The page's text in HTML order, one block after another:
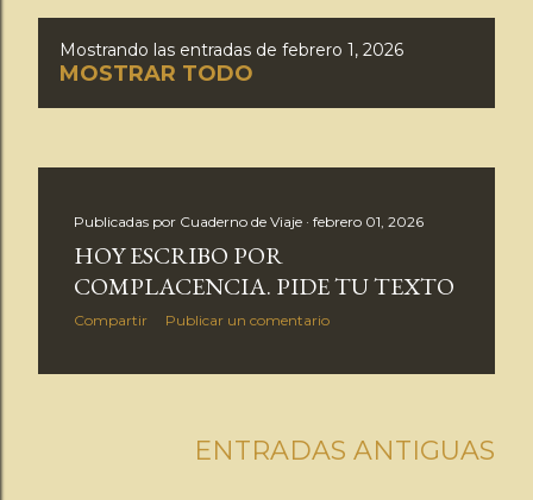
t
a
Mostrando las entradas de febrero 1, 2026
MOSTRAR TODO
Publicadas por Cuaderno de Viaje febrero 01, 2026
HOY ESCRIBO POR
COMPLACENCIA. PIDE TU TEXTO
Compartir Publicar un comentario
ENTRADAS ANTIGUAS